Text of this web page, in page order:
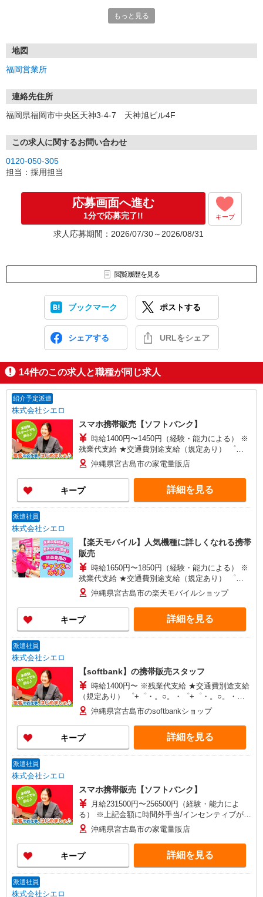
①応募から3営業日を目安に、メールorお電話でご連絡します。
★スマホでWEB面接（LINEなど）・出張面接・事務所面接と選べま
す
③面接実施（履歴書不要）
※ご希望があれば、職場見学の調整もOKです！
お気軽にご応募ください♪
もっと見る
地図
福岡営業所
連絡先住所
福岡県福岡市中央区天神3-4-7 天神旭ビル4F
この求人に関するお問い合わせ
0120-050-305
担当：採用担当
応募画面へ進む
1分で応募完了!! キープ
求人応募期間：2026/07/30～2026/08/31
閲覧履歴を見る
ブックマーク ポストする
シェアする URLをシェア
14件のこの求人と職種が同じ求人
紹介予定派遣
株式会社シエロ
スマホ携帯販売【ソフトバンク】
時給1400円〜1450円（経験・能力による） ※
残業代支給 ★交通費別途支給（規定あり） ゜
+゜・。○。・゜+゜・。○。・゜+゜ 入社祝い金10
万円支給(規定有) お友達を紹介頂くと, インセンテ
ィブ支給(規定有) ★月2回払い・週払い可能（規程
有）★ ゜・。○。・゜+゜・。○。・゜+゜
沖縄県宮古島市の家電量販店
キープ 詳細を見る
派遣社員
株式会社シエロ
【楽天モバイル】人気機種に詳しくなれる携帯
販売
時給1650円〜1850円（経験・能力による） ※
残業代支給 ★交通費別途支給（規定あり） ゜
+゜・。○。・゜+゜・。○。・゜+゜ 入社祝い金10
万円支給(規定有) お友達を紹介頂くと, インセンテ
ィブ支給(規定有) ★月2回払い・週払い可能（規程
有）★ ゜・。○。・゜+゜・。○。・゜+゜
沖縄県宮古島市の楽天モバイルショップ
キープ 詳細を見る
派遣社員
株式会社シエロ
【softbank】の携帯販売スタッフ
時給1400円〜 ※残業代支給 ★交通費別途支給
（規定あり） ゜+゜・。○。・゜+゜・。○。・゜
+゜ 入社祝い金10万円支給(規定有) お友達を紹介
頂くと, インセンティブ支給(規定有) ★月2回払
い・週払い可能（規程有）★ ゜・。○。・゜
+゜・。○。・゜+゜
沖縄県宮古島市のsoftbankショップ
キープ 詳細を見る
派遣社員
株式会社シエロ
スマホ携帯販売【ソフトバンク】
月給231500円〜256500円（経験・能力によ
る） ※上記金額に時間外手当/インセンティブが加
算 ・賞与あり・時間外手当あり（平均残業時間：
10h/月）・地域手当/職能手当あり・Workstyle支
援金（4000円/月）あり・実績によりインセンティ
ブあり ★交通費別途支給（規定あり） ゜+゜・。
○。・゜+゜・。○。・゜+゜ 入社祝い金10万円支
沖縄県宮古島市の家電量販店
キープ 詳細を見る
派遣社員
株式会社シエロ